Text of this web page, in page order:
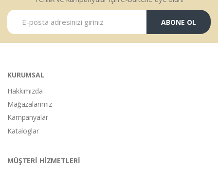
ABONE OL
KURUMSAL
Hakkımızda
Mağazalarımız
Kampanyalar
Kataloglar
MÜŞTERİ HİZMETLERİ